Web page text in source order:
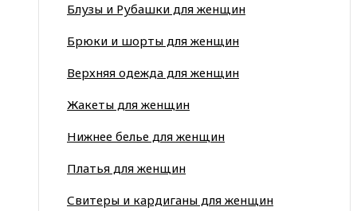
Блузы и Рубашки для женщин
Брюки и шорты для женщин
Верхняя одежда для женщин
Жакеты для женщин
Нижнее белье для женщин
Платья для женщин
Свитеры и кардиганы для женщин